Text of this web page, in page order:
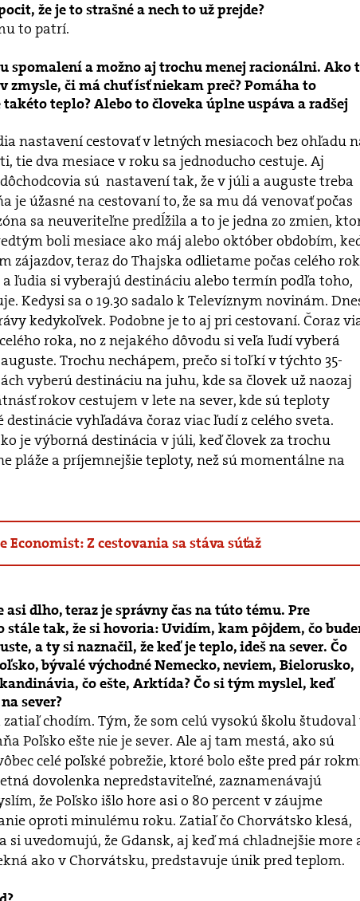
že je to strašné a nech to už prejde?
to patrí.
spomalení a možno aj trochu menej racionálni. Ako
zmysle, či má chuť ísť niekam preč? Pomáha to
teplo? Alebo to človeka úplne uspáva a radšej
nastavení cestovať v letných mesiacoch bez ohľadu
tie dva mesiace v roku sa jednoducho cestuje. Aj
sú nastavení tak, že v júli a auguste treba
je úžasné na cestovaní to, že sa mu dá venovať počas
sa neuveriteľne predĺžila a to je jedna zo zmien,
boli mesiace ako máj alebo október obdobím,
zájazdov, teraz do Thajska odlietame počas celého
ľudia si vyberajú destináciu alebo termín podľa toho,
Kedysi sa o 19.30 sadalo k Televíznym novinám.
kedykoľvek. Podobne je to aj pri cestovaní. Čoraz
roka, no z nejakého dôvodu si veľa ľudí vyberá
Trochu nechápem, prečo si toľkí v týchto 35-
vyberú destináciu na juhu, kde sa človek už naozaj
rokov cestujem v lete na sever, kde sú teploty
destinácie vyhľadáva čoraz viac ľudí z celého sveta.
je výborná destinácia v júli, keď človek za trochu
pláže a príjemnejšie teploty, než sú momentálne na
Economist: Z cestovania sa stáva súťaž
dlho, teraz je správny čas na túto tému. Pre
stále tak, že si hovoria: Uvidím, kam pôjdem, čo
a ty si naznačil, že keď je teplo, ideš na sever. Čo
bývalé východné Nemecko, neviem, Bielorusko,
čo ešte, Arktída? Čo si tým myslel, keď
sever?
chodím. Tým, že som celú vysokú školu študoval
Poľsko ešte nie je sever. Ale aj tam mestá, ako sú
celé poľské pobrežie, ktoré bolo ešte pred pár
dovolenka nepredstaviteľné, zaznamenávajú
že Poľsko išlo hore asi o 80 percent v záujme
oproti minulému roku. Zatiaľ čo Chorvátsko klesá,
si uvedomujú, že Gdansk, aj keď má chladnejšie more
ako v Chorvátsku, predstavuje únik pred teplom.